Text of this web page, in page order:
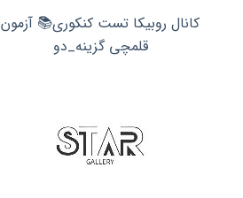
کانال روبیکا تست کنکوری📚 آزمون
قلمچی‌‌ گزینه_دو